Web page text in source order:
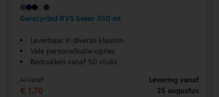
Gerecycled RVS beker 350 ml
Leverbaar in diverse kleuren
Vele personalisatie-opties
Bedrukken vanaf 50 stuks
Al vanaf
€ 1,70
Levering vanaf
25 augustus